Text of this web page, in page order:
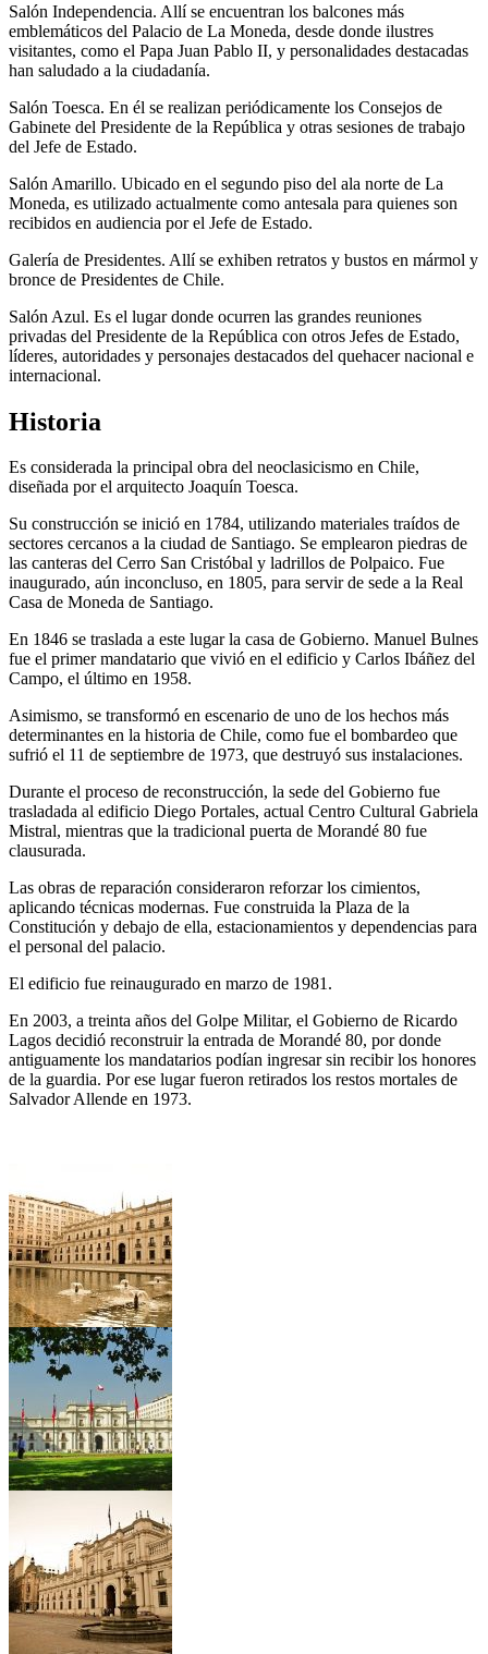
Salón Independencia. Allí se encuentran los balcones más
emblemáticos del Palacio de La Moneda, desde donde ilustres
visitantes, como el Papa Juan Pablo II, y personalidades destacadas
han saludado a la ciudadanía.
Salón Toesca. En él se realizan periódicamente los Consejos de
Gabinete del Presidente de la República y otras sesiones de trabajo
del Jefe de Estado.
Salón Amarillo. Ubicado en el segundo piso del ala norte de La
Moneda, es utilizado actualmente como antesala para quienes son
recibidos en audiencia por el Jefe de Estado.
Galería de Presidentes. Allí se exhiben retratos y bustos en mármol y
bronce de Presidentes de Chile.
Salón Azul. Es el lugar donde ocurren las grandes reuniones
privadas del Presidente de la República con otros Jefes de Estado,
líderes, autoridades y personajes destacados del quehacer nacional e
internacional.
Historia
Es considerada la principal obra del neoclasicismo en Chile,
diseñada por el arquitecto Joaquín Toesca.
Su construcción se inició en 1784, utilizando materiales traídos de
sectores cercanos a la ciudad de Santiago. Se emplearon piedras de
las canteras del Cerro San Cristóbal y ladrillos de Polpaico. Fue
inaugurado, aún inconcluso, en 1805, para servir de sede a la Real
Casa de Moneda de Santiago.
En 1846 se traslada a este lugar la casa de Gobierno. Manuel Bulnes
fue el primer mandatario que vivió en el edificio y Carlos Ibáñez del
Campo, el último en 1958.
Asimismo, se transformó en escenario de uno de los hechos más
determinantes en la historia de Chile, como fue el bombardeo que
sufrió el 11 de septiembre de 1973, que destruyó sus instalaciones.
Durante el proceso de reconstrucción, la sede del Gobierno fue
trasladada al edificio Diego Portales, actual Centro Cultural Gabriela
Mistral, mientras que la tradicional puerta de Morandé 80 fue
clausurada.
Las obras de reparación consideraron reforzar los cimientos,
aplicando técnicas modernas. Fue construida la Plaza de la
Constitución y debajo de ella, estacionamientos y dependencias para
el personal del palacio.
El edificio fue reinaugurado en marzo de 1981.
En 2003, a treinta años del Golpe Militar, el Gobierno de Ricardo
Lagos decidió reconstruir la entrada de Morandé 80, por donde
antiguamente los mandatarios podían ingresar sin recibir los honores
de la guardia. Por ese lugar fueron retirados los restos mortales de
Salvador Allende en 1973.